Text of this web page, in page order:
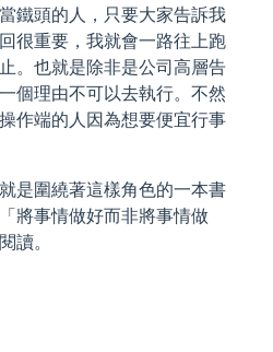
鐵頭的人，只要大家告訴我
很重要，我就會一路往上跑
。也就是除非是公司高層告
個理由不可以去執行。不然
作端的人因為想要便宜行事
是圍繞著這樣角色的一本書
將事情做好而非將事情做
讀。